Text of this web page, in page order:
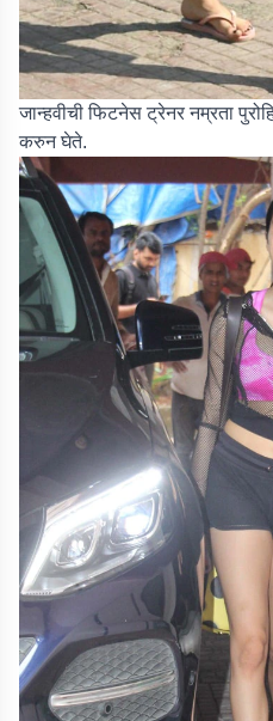
जान्हवीची फिटनेस ट्रेनर नम्रता
करुन घेते.